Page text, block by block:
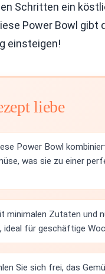
Schritten ein
Power Bowl gibt
einsteigen!
liebe
Power Bowl
was sie zu einer
minimalen Zutaten und
ideal für geschäftige
Sie sich frei, das